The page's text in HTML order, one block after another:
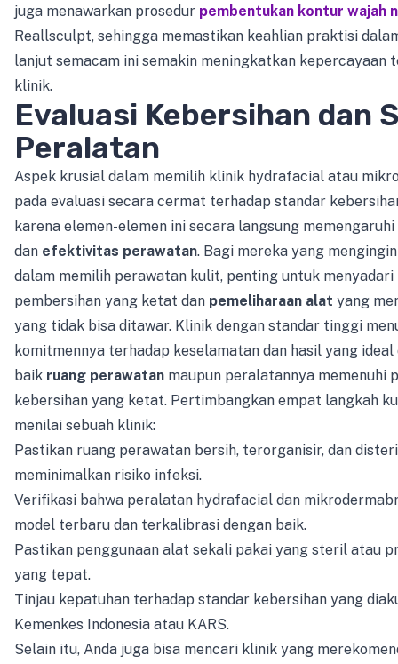
juga menawarkan prosedur pembentukan kontur wajah
Reallsculpt, sehingga memastikan keahlian praktisi
lanjut semacam ini semakin meningkatkan kepercayaan
klinik.
Evaluasi Kebersihan dan
Peralatan
Aspek krusial dalam memilih klinik hydrafacial atau
pada evaluasi secara cermat terhadap standar
karena elemen-elemen ini secara langsung memengaruhi
dan efektivitas perawatan. Bagi mereka yang
dalam memilih perawatan kulit, penting untuk
pembersihan yang ketat dan pemeliharaan alat yang
yang tidak bisa ditawar. Klinik dengan standar tinggi
komitmennya terhadap keselamatan dan hasil yang
baik ruang perawatan maupun peralatannya memenuhi
kebersihan yang ketat. Pertimbangkan empat langkah
menilai sebuah klinik:
Pastikan ruang perawatan bersih, terorganisir, dan
meminimalkan risiko infeksi.
Verifikasi bahwa peralatan hydrafacial dan
model terbaru dan terkalibrasi dengan baik.
Pastikan penggunaan alat sekali pakai yang steril atau
yang tepat.
Tinjau kepatuhan terhadap standar kebersihan yang
Kemenkes Indonesia atau KARS.
Selain itu, Anda juga bisa mencari klinik yang